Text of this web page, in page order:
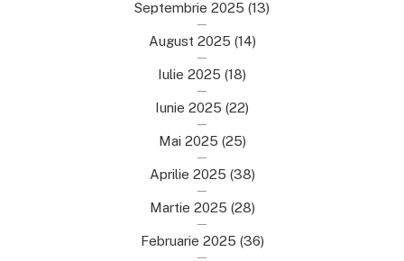
Septembrie 2025 (13)
August 2025 (14)
Iulie 2025 (18)
Iunie 2025 (22)
Mai 2025 (25)
Aprilie 2025 (38)
Martie 2025 (28)
Februarie 2025 (36)